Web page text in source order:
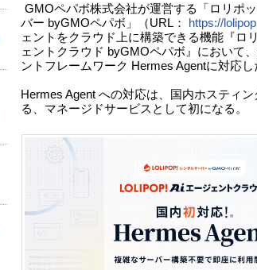
GMOペパボ株式会社が運営する「ロリポ
バー byGMOペパボ」（URL：
https://
ェントをクラウド上に構築できる機能『ロ
ェントクラウド byGMOペパボ』において
ントフレームワーク Hermes Agentに対応し
Hermes Agent への対応は、国内ホスティ
る、マネージドサービスとして初になる。